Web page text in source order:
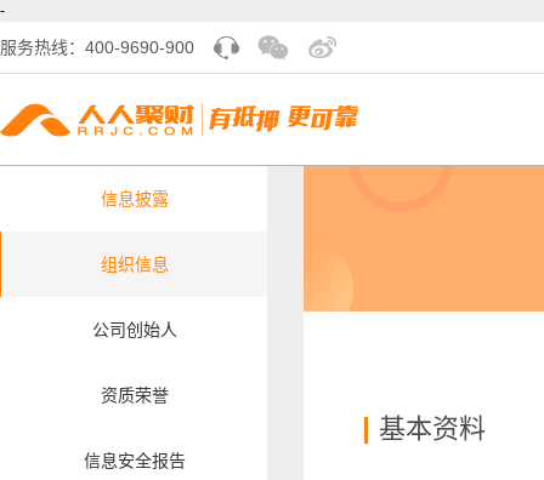
-
服务热线：400-9690-900
信息披露
组织信息
公司创始人
资质荣誉
信息安全报告
基本资料